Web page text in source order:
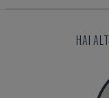
HAI